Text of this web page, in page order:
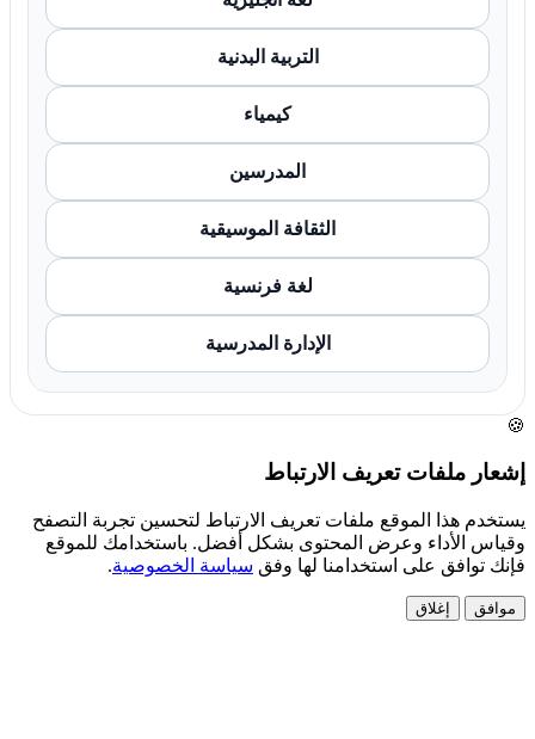
التربية البدنية
كيمياء
المدرسين
الثقافة الموسيقية
لغة فرنسية
الإدارة المدرسية
🍪
إشعار ملفات تعريف الارتباط
يستخدم هذا الموقع ملفات تعريف الارتباط لتحسين تجربة التصفح
وقياس الأداء وعرض المحتوى بشكل أفضل. باستخدامك للموقع
فإنك توافق على استخدامنا لها وفق سياسة الخصوصية.
موافق إغلاق